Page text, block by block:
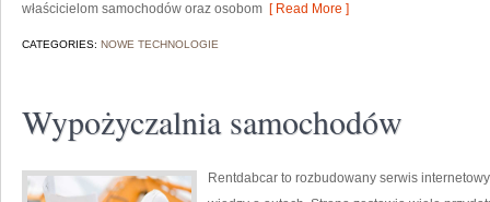
właścicielom samochodów oraz osobom [ Read More ]
CATEGORIES: NOWE TECHNOLOGIE
Wypożyczalnia samochodów
Rentdabcar to rozbudowany serwis